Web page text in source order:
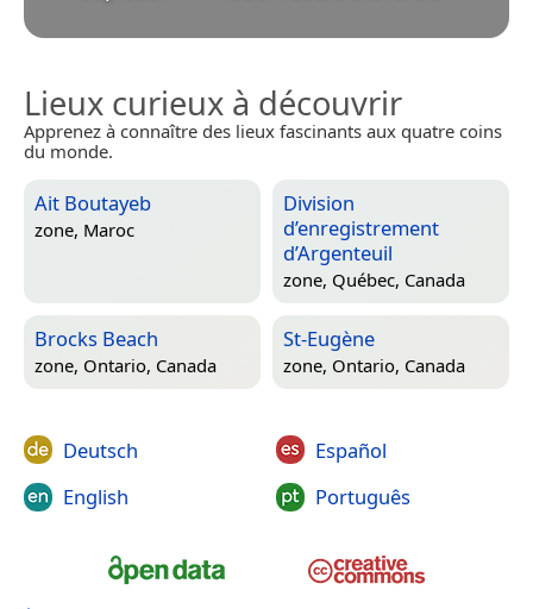
Lieux curieux à découvrir
Apprenez à connaître des lieux fascinants aux quatre coins
du monde.
Ait Boutayeb
zone, Maroc
Division
d’enregistrement
d’Argenteuil
zone, Québec, Canada
Brocks Beach
zone, Ontario, Canada
St-Eugène
zone, Ontario, Canada
Deutsch
English
Español
Português